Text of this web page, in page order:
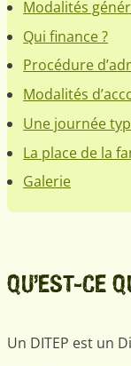
Modalités
Qui finance ?
Procédure
Modalités
Une journée
La place de la
Galerie
QU’EST-CE
Un DITEP est un